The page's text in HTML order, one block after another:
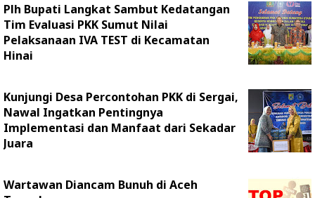
Plh Bupati Langkat Sambut Kedatangan
Tim Evaluasi PKK Sumut Nilai
Pelaksanaan IVA TEST di Kecamatan
Hinai
Kunjungi Desa Percontohan PKK di Sergai,
Nawal Ingatkan Pentingnya
Implementasi dan Manfaat dari Sekadar
Juara
Wartawan Diancam Bunuh di Aceh